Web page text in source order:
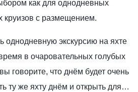
как для однодневных
круизов с размещением.
однодневную экскурсию на яхте
в очаровательных голубых
говорите, что днём будет очень
ту же яхту днём и открыть для…